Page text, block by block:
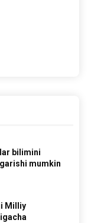
bilimini
mumkin
Milliy